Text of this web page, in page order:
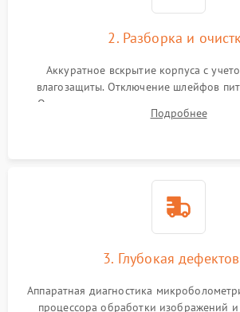
2. Разборка и
Аккуратное вскрытие корпуса с
влагозащиты. Отключение шлейфов
Очистка внутренних плат от окислов и
обработка германиевого объектива
Подробнее
3. Глубокая
Аппаратная диагностика
процессора обработки изображений